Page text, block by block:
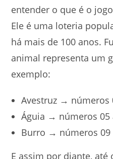
entender o que é o
Ele é uma loteria
há mais de 100 anos.
animal representa um
exemplo:
Avestruz → números
Águia → números 05
Burro → números 09
E assim por diante,